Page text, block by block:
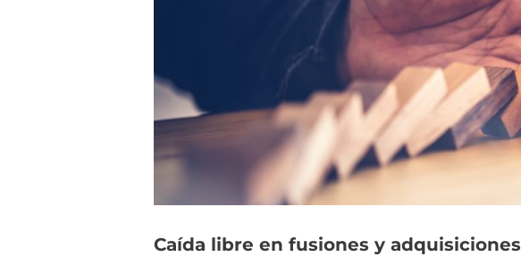
Caída libre en fusiones y adquisiciones